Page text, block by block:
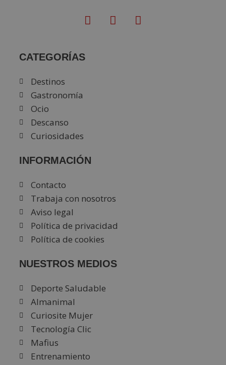
CATEGORÍAS
Destinos
Gastronomía
Ocio
Descanso
Curiosidades
INFORMACIÓN
Contacto
Trabaja con nosotros
Aviso legal
Política de privacidad
Política de cookies
NUESTROS MEDIOS
Deporte Saludable
Almanimal
Curiosite Mujer
Tecnología Clic
Mafius
Entrenamiento